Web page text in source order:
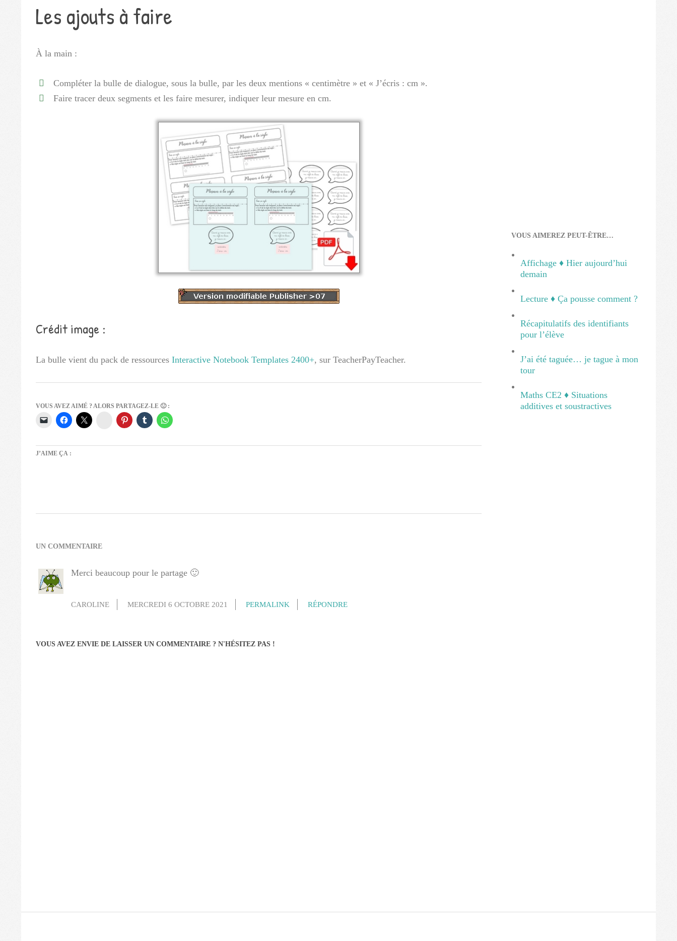
Les ajouts à faire
À la main :
Compléter la bulle de dialogue, sous la bulle, par les deux mentions « centimètre » et « J’écris : cm ».
Faire tracer deux segments et les faire mesurer, indiquer leur mesure en cm.
Crédit image :
La bulle vient du pack de ressources Interactive Notebook Templates 2400+, sur TeacherPayTeacher.
VOUS AVEZ AIMÉ ? ALORS PARTAGEZ-LE 🙂 :
Instagram
J’AIME ÇA :
14
UN COMMENTAIRE
Merci beaucoup pour le partage 🙂
CAROLINE MERCREDI 6 OCTOBRE 2021 PERMALINK RÉPONDRE
VOUS AVEZ ENVIE DE LAISSER UN COMMENTAIRE ? N'HÉSITEZ PAS !
VOUS AIMEREZ PEUT-ÊTRE…
Affichage ♦ Hier aujourd’hui
demain
Lecture ♦ Ça pousse comment ?
Récapitulatifs des identifiants
pour l’élève
J’ai été taguée… je tague à mon
tour
Maths CE2 ♦ Situations
additives et soustractives